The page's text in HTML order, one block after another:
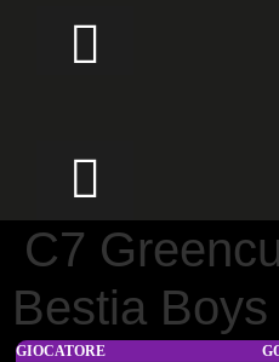
C7
Bestia Boys
GIOCATORE